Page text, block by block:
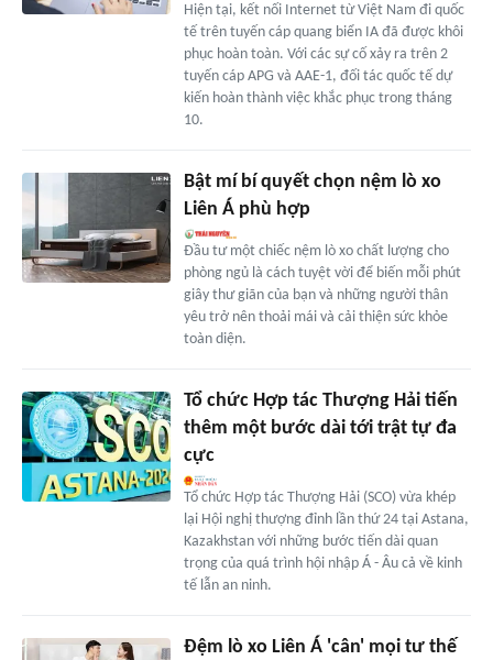
Hiện tại, kết nối Internet từ Việt Nam đi quốc
tế trên tuyến cáp quang biển IA đã được khôi
phục hoàn toàn. Với các sự cố xảy ra trên 2
tuyến cáp APG và AAE-1, đối tác quốc tế dự
kiến hoàn thành việc khắc phục trong tháng
10.
Bật mí bí quyết chọn nệm lò xo
Liên Á phù hợp
Đầu tư một chiếc nệm lò xo chất lượng cho
phòng ngủ là cách tuyệt vời để biến mỗi phút
giây thư giãn của bạn và những người thân
yêu trở nên thoải mái và cải thiện sức khỏe
toàn diện.
Tổ chức Hợp tác Thượng Hải tiến
thêm một bước dài tới trật tự đa
cực
Tổ chức Hợp tác Thượng Hải (SCO) vừa khép
lại Hội nghị thượng đỉnh lần thứ 24 tại Astana,
Kazakhstan với những bước tiến dài quan
trọng của quá trình hội nhập Á - Âu cả về kinh
tế lẫn an ninh.
Đệm lò xo Liên Á 'cân' mọi tư thế